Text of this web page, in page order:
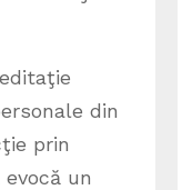
din
prin
un